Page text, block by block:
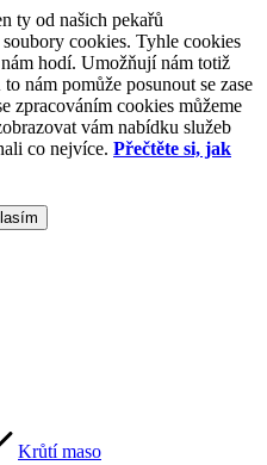
ty od našich pekařů
cookies. Tyhle cookies
hodí. Umožňují nám totiž
nám pomůže posunout se zase
zpracováním cookies můžeme
vám nabídku služeb
co nejvíce. Přečtěte si, jak
Krůtí maso